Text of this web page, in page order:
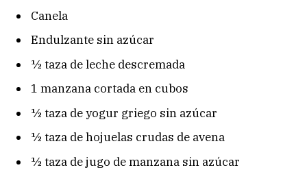
Canela
Endulzante sin azúcar
½ taza de leche descremada
1 manzana cortada en cubos
½ taza de yogur griego sin azúcar
½ taza de hojuelas crudas de avena
½ taza de jugo de manzana sin azúcar